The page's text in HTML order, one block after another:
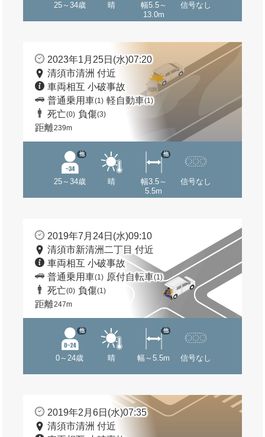
25～34歳 晴
幅5.5～
13.0m
信号なし
2023年1月25日(水)07:20
清須市清洲 付近
車両相互 小破事故
普通乗用車(1) 軽自動車(1)
死亡(0) 負傷(3)
距離239m
25～34歳
他
晴
幅3.5～
5.5m
他
信号なし
2019年7月24日(水)09:10
清須市新清洲二丁目 付近
車両相互 小破事故
普通乗用車(1) 原付自転車(1)
死亡(0) 負傷(1)
距離247m
0～24歳
他
晴 幅～5.5m
他
信号なし
2019年2月6日(水)07:35
清須市清洲 付近